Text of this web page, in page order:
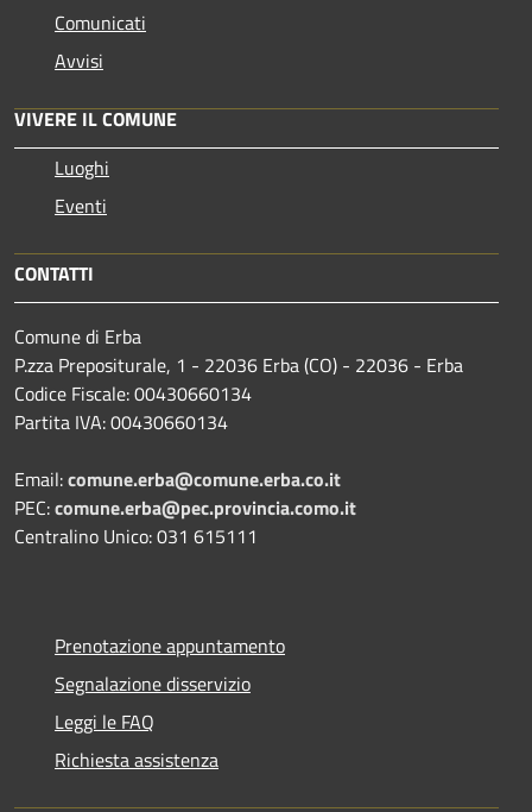
Comunicati
Avvisi
VIVERE IL COMUNE
Luoghi
Eventi
CONTATTI
Comune di Erba
P.zza Prepositurale, 1 - 22036 Erba (CO) - 22036 - Erba
Codice Fiscale: 00430660134
Partita IVA: 00430660134
Email:comune.erba@comune.erba.co.it
PEC:comune.erba@pec.provincia.como.it
Centralino Unico: 031 615111
Prenotazione appuntamento
Segnalazione disservizio
Leggi le FAQ
Richiesta assistenza